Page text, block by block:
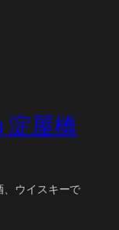
淀屋橋
ウイスキーで